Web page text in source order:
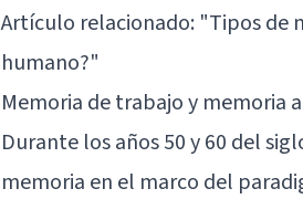
Artículo relacionado: "Tipos de
humano?"
Memoria de trabajo y memoria
Durante los años 50 y 60 del
memoria en el marco del